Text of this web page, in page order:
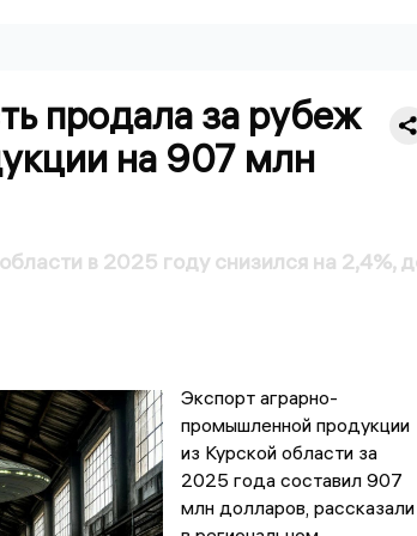
продала за рубеж
на 907 млн
в 2025 году снизился на 2,4%,
Экспорт аграрно-
промышленной продукции
из Курской области за
2025 года составил 907
млн долларов, рассказали